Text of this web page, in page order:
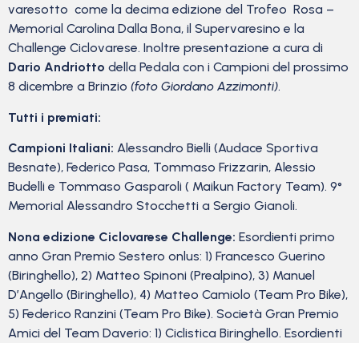
varesotto come la decima edizione del Trofeo Rosa –
Memorial Carolina Dalla Bona, il Supervaresino e la
Challenge Ciclovarese. Inoltre presentazione a cura di
Dario Andriotto della Pedala con i Campioni del prossimo
8 dicembre a Brinzio (foto Giordano Azzimonti).
Tutti i premiati:
Campioni Italiani: Alessandro Bielli (Audace Sportiva
Besnate), Federico Pasa, Tommaso Frizzarin, Alessio
Budelli e Tommaso Gasparoli ( Maikun Factory Team). 9°
Memorial Alessandro Stocchetti a Sergio Gianoli.
Nona edizione Ciclovarese Challenge: Esordienti primo
anno Gran Premio Sestero onlus: 1) Francesco Guerino
(Biringhello), 2) Matteo Spinoni (Prealpino), 3) Manuel
D’Angello (Biringhello), 4) Matteo Camiolo (Team Pro Bike),
5) Federico Ranzini (Team Pro Bike). Società Gran Premio
Amici del Team Daverio: 1) Ciclistica Biringhello. Esordienti